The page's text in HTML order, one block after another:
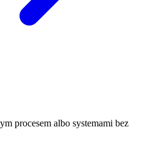
procesem albo systemami bez